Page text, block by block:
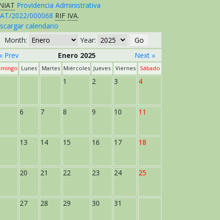
Providencia Administrativa
2022/000068 RIF IVA.
calendario
Month:
Year:
« Prev
Enero 2025 Next »
Lunes Martes Miércoles Jueves Viernes Sábado
1 2 3 4
6 7 8 9 10 11
13 14 15 16 17 18
20 21 22 23 24 25
27 28 29 30 31